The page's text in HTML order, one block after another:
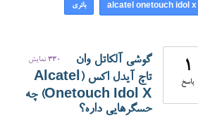
alcatel onetouch idol x باتری
1
پاسخ
330 نمایش
گوشی آلکاتل وان
تاچ آیدل اکس (Alcatel
Onetouch Idol X) چه
حسگرهایی داره؟